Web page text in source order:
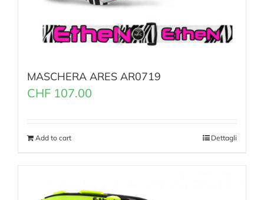
MASCHERA ARES AR0719
CHF 107.00
Add to cart Dettagli